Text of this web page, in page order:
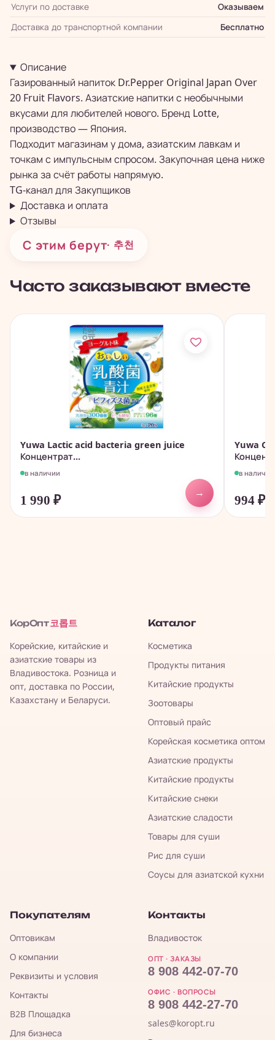
Услуги по доставке
Оказываем
Доставка до транспортной компании
Бесплатно
Описание
Газированный напиток Dr.Pepper Original Japan Over
20 Fruit Flavors. Азиатские напитки с необычными
вкусами для любителей нового. Бренд Lotte,
производство — Япония.
Подходит магазинам у дома, азиатским лавкам и
точкам с импульсным спросом. Закупочная цена ниже
рынка за счёт работы напрямую.
TG-канал для Закупщиков
Доставка и оплата
Отзывы
С этим берут· 추천
Часто заказывают вместе
Yuwa Lactic acid bacteria green juice
Концентрат...
в наличии
1 990 ₽
→
Yuwa
в наличии
994₽
КорОпт 코롭트
Корейские, китайские и
азиатские товары из
Владивостока. Розница и
опт, доставка по России,
Казахстану и Беларуси.
Каталог
Косметика
Продукты питания
Китайские продукты
Зоотовары
Оптовый прайс
Корейская косметика оптом
Азиатские продукты
Китайские продукты
Китайские снеки
Азиатские сладости
Товары для суши
Рис для суши
Соусы для азиатской кухни
Покупателям
Оптовикам
О компании
Реквизиты и условия
Контакты
B2B Площадка
Для бизнеса
Контакты
Владивосток
ОПТ · ЗАКАЗЫ
8 908 442-07-70
ОФИС · ВОПРОСЫ
8 908 442-27-70
sales@koropt.ru